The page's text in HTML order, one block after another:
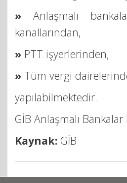
» Anlaşmalı
kanallarından,
» PTT işyerlerinden,
» Tüm vergi
yapılabilmektedir.
GİB Anlaşmalı
Kaynak: GİB